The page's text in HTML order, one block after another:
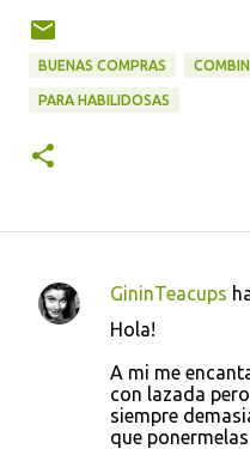
BUENAS COMPRAS
PARA HABILIDOSAS
C
GininTeacups
Hola!
A mi me
con lazada
siempre
que